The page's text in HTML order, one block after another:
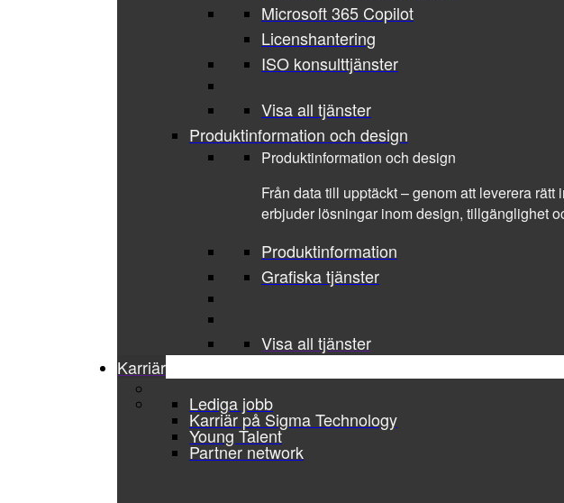
Microsoft 365 Copilot
Licenshantering
ISO konsulttjänster
Visa all tjänster
Produktinformation och design
Produktinformation och design
Från data till upptäckt – genom att leverera
erbjuder lösningar inom design, tillgänglighet
Produktinformation
Grafiska tjänster
Visa all tjänster
Karriär
Lediga jobb
Karriär på Sigma Technology
Young Talent
Partner network